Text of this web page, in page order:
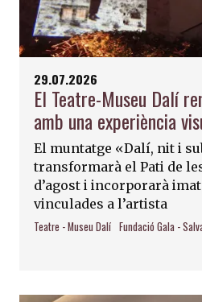
29.07.2026
El Teatre-Museu Dalí
amb una experiència
El muntatge «Dalí, nit i
transformarà el Pati de
d’agost i incorporarà
vinculades a l’artista
Teatre - Museu Dalí Fundació Gala -